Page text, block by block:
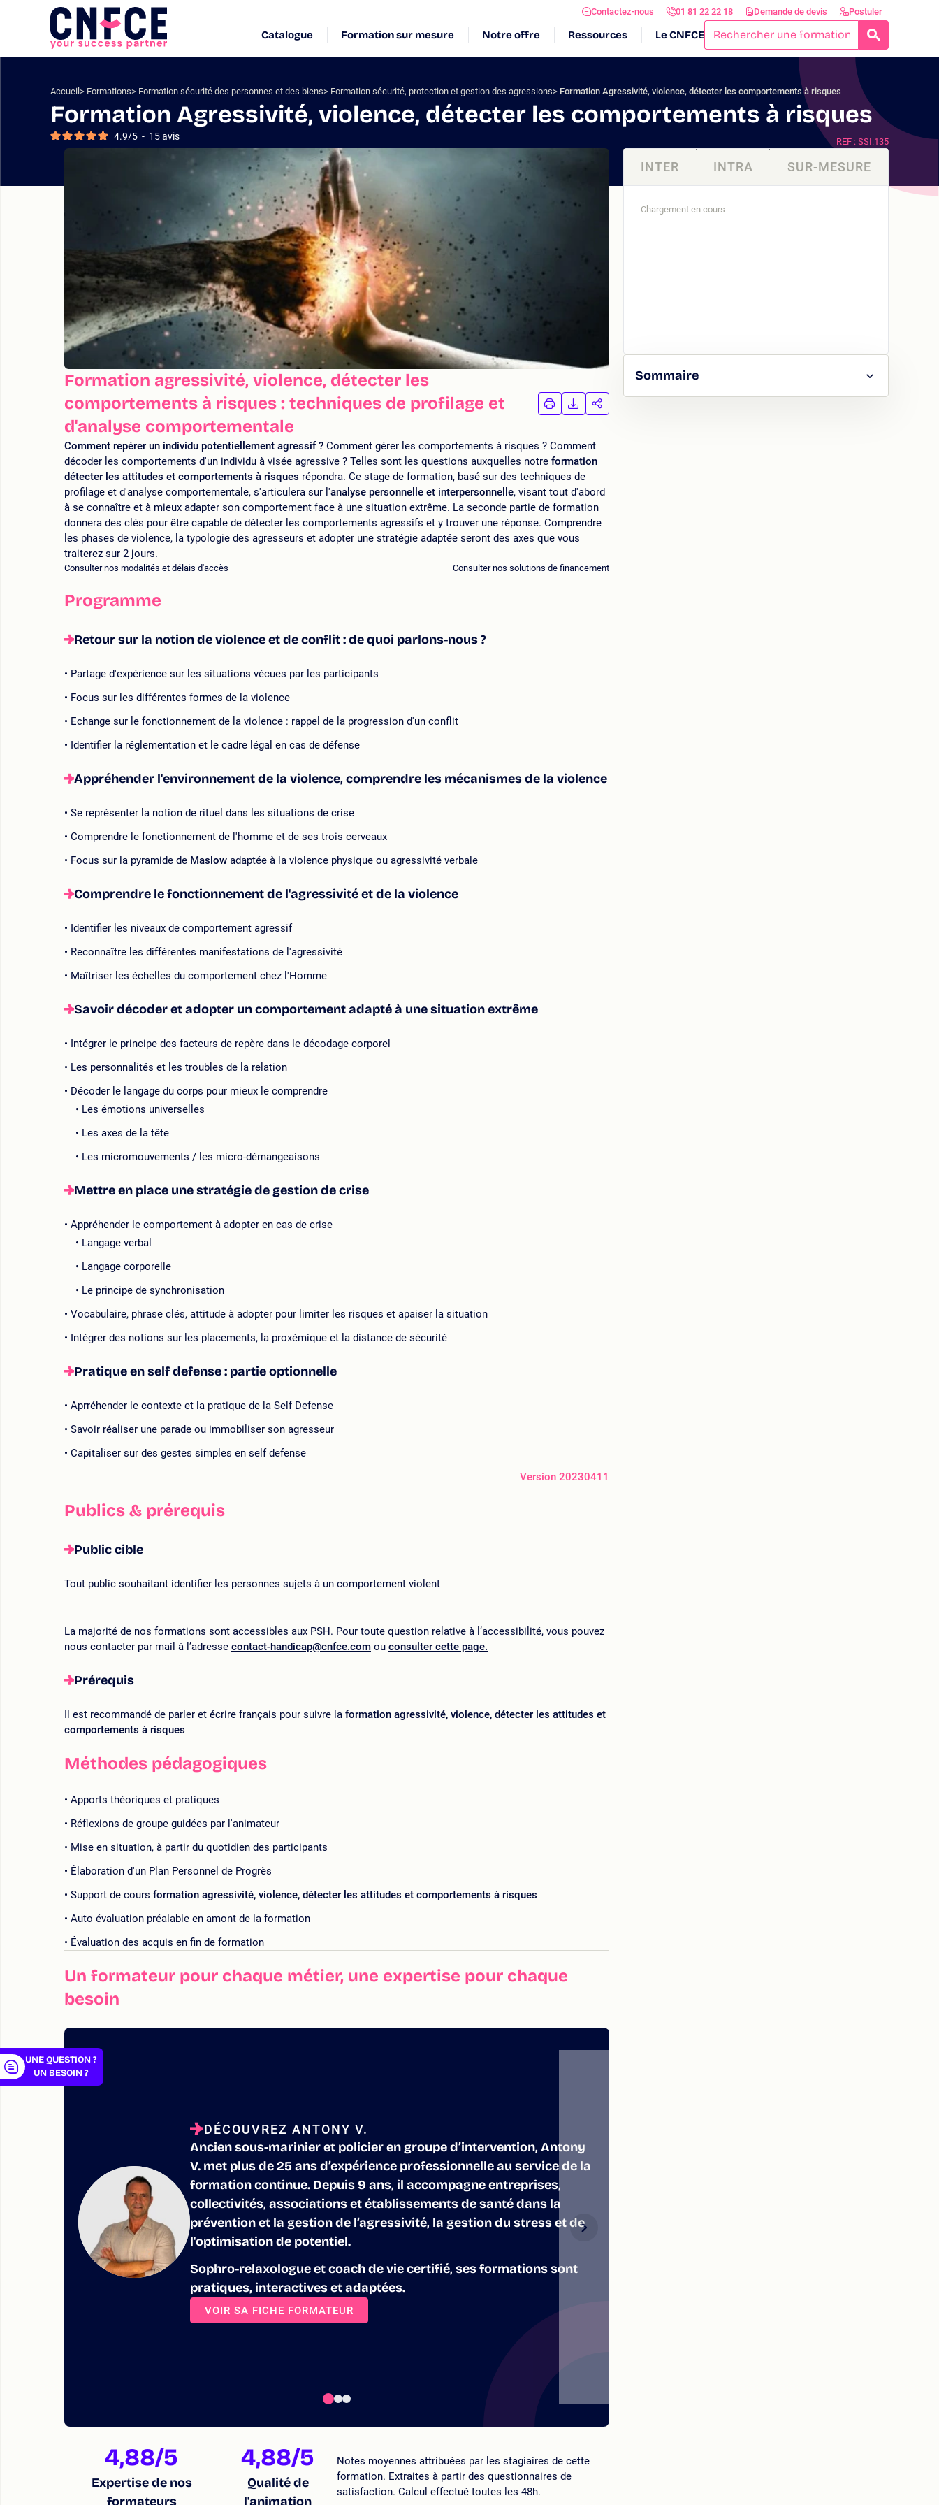
Aller
Logo
site
Contactez-nous 01 81 22 22 18 Demande de devis Postuler
Catalogue Formation sur mesure Notre offre Ressources Le CNFCE
Accueil Formations Formation sécurité des personnes et des biens Formation sécurité, protection et gestion des agressions Formation Agressivité, violence, détecter les comportements à risques
Formation Agressivité, violence, détecter les comportements à risques
4.9/5 - 15avis
Formation agressivité, violence, détecter les
comportements à risques : techniques de profilage et
d'analyse comportementale
IMPRIMER
LA
TÉLÉCHARGER
LA
PARTAGER
Comment repérer un individu potentiellement agressif ? Comment gérer les comportements à risques ? Comment
décoder les comportements d'un individu à visée agressive ? Telles sont les questions auxquelles notre formation
détecter les attitudes et comportements à risques répondra. Ce stage de formation, basé sur des techniques de
profilage et d'analyse comportementale, s'articulera sur l'analyse personnelle et interpersonnelle, visant tout d'abord
à se connaître et à mieux adapter son comportement face à une situation extrême. La seconde partie de formation
donnera des clés pour être capable de détecter les comportements agressifs et y trouver une réponse. Comprendre
les phases de violence, la typologie des agresseurs et adopter une stratégie adaptée seront des axes que vous
traiterez sur 2 jours.
Consulter nos modalités et délais d'accès Consulter nos solutions de financement
Programme
Retour sur la notion de violence et de conflit : de quoi parlons-nous ?
Partage d'expérience sur les situations vécues par les participants
Focus sur les différentes formes de la violence
Echange sur le fonctionnement de la violence : rappel de la progression d'un conflit
Identifier la réglementation et le cadre légal en cas de défense
Appréhender l'environnement de la violence, comprendre les mécanismes de la violence
Se représenter la notion de rituel dans les situations de crise
Comprendre le fonctionnement de l'homme et de ses trois cerveaux
Focus sur la pyramide de Maslow adaptée à la violence physique ou agressivité verbale
Comprendre le fonctionnement de l'agressivité et de la violence
Identifier les niveaux de comportement agressif
Reconnaître les différentes manifestations de l'agressivité
Maîtriser les échelles du comportement chez l'Homme
Savoir décoder et adopter un comportement adapté à une situation extrême
Intégrer le principe des facteurs de repère dans le décodage corporel
Les personnalités et les troubles de la relation
Décoder le langage du corps pour mieux le comprendre
Les émotions universelles
Les axes de la tête
Les micromouvements / les micro-démangeaisons
Mettre en place une stratégie de gestion de crise
Appréhender le comportement à adopter en cas de crise
Langage verbal
Langage corporelle
Le principe de synchronisation
Vocabulaire, phrase clés, attitude à adopter pour limiter les risques et apaiser la situation
Intégrer des notions sur les placements, la proxémique et la distance de sécurité
Pratique en self defense : partie optionnelle
Aprréhender le contexte et la pratique de la Self Defense
Savoir réaliser une parade ou immobiliser son agresseur
Capitaliser sur des gestes simples en self defense
Version 20230411
Publics & prérequis
Public cible
Tout public souhaitant identifier les personnes sujets à un comportement violent
La majorité de nos formations sont accessibles aux PSH. Pour toute question relative à l’accessibilité, vous pouvez
nous contacter par mail à l’adresse contact-handicap@cnfce.com ou consulter cette page.
Prérequis
Il est recommandé de parler et écrire français pour suivre la formation agressivité, violence, détecter les attitudes et
comportements à risques
Méthodes pédagogiques
Apports théoriques et pratiques
Réflexions de groupe guidées par l'animateur
Mise en situation, à partir du quotidien des participants
Élaboration d'un Plan Personnel de Progrès
Support de cours formation agressivité, violence, détecter les attitudes et comportements à risques
Auto évaluation préalable en amont de la formation
Évaluation des acquis en fin de formation
Un formateur pour chaque métier, une expertise pour chaque
besoin
DÉCOUVREZ ANTONY V.
Ancien sous-marinier et policier en groupe d’intervention, Antony
V. met plus de 25 ans d’expérience professionnelle au service de la
formation continue. Depuis 9 ans, il accompagne entreprises,
collectivités, associations et établissements de santé dans la
prévention et la gestion de l’agressivité, la gestion du stress et de
l'optimisation de potentiel.
Sophro-relaxologue et coach de vie certifié, ses formations sont
pratiques, interactives et adaptées.
VOIR SA FICHE FORMATEUR
4,88/5
Expertise de nos
formateurs
4,88/5
Qualité de
l'animation
Notes moyennes attribuées par les stagiaires de cette
formation. Extraites à partir des questionnaires de
satisfaction. Calcul effectué toutes les 48h.
REF : SSI.135
INTER INTRA SUR-MESURE
Sommaire
UNE QUESTION ?
UN BESOIN ?